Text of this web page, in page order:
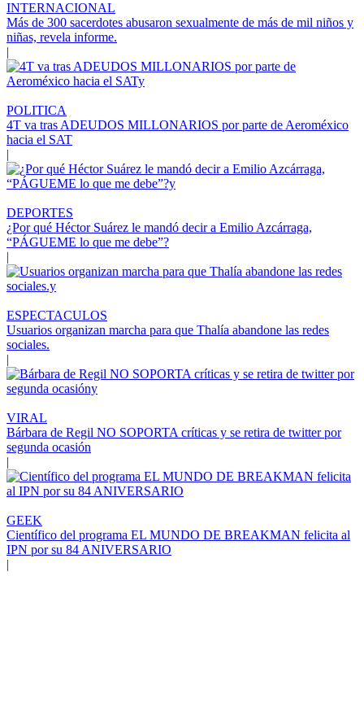
INTERNACIONAL
Más de 300 sacerdotes abusaron sexualmente de más de mil niños y
niñas, revela informe.
|
POLITICA
4T va tras ADEUDOS MILLONARIOS por parte de Aeroméxico
hacia el SAT
|
DEPORTES
¿Por qué Héctor Suárez le mandó decir a Emilio Azcárraga,
“PÁGUEME lo que me debe”?
|
ESPECTACULOS
Usuarios organizan marcha para que Thalía abandone las redes
sociales.
|
VIRAL
Bárbara de Regil NO SOPORTA críticas y se retira de twitter por
segunda ocasión
|
GEEK
Científico del programa EL MUNDO DE BREAKMAN felicita al
IPN por su 84 ANIVERSARIO
|